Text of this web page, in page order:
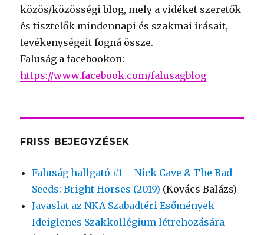
közös/közösségi blog, mely a vidéket szeretők
és tisztelők mindennapi és szakmai írásait,
tevékenységeit fogná össze.
Faluság a facebookon:
https://www.facebook.com/falusagblog
FRISS BEJEGYZÉSEK
Faluság hallgató #1 – Nick Cave & The Bad
Seeds: Bright Horses (2019) (Kovács Balázs)
Javaslat az NKA Szabadtéri Esőmények
Ideiglenes Szakkollégium létrehozására